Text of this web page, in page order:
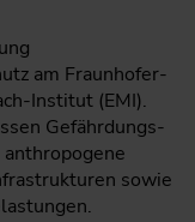
am Fraunhofer-
Institut (EMI).
Gefährdungs-
sowie